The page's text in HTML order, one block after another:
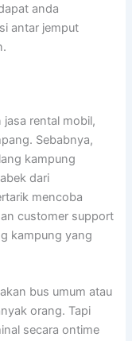
anda
antar jemput
rental mobil,
Sebabnya,
kampung
dari
mencoba
customer support
kampung yang
bus umum atau
orang. Tapi
secara ontime